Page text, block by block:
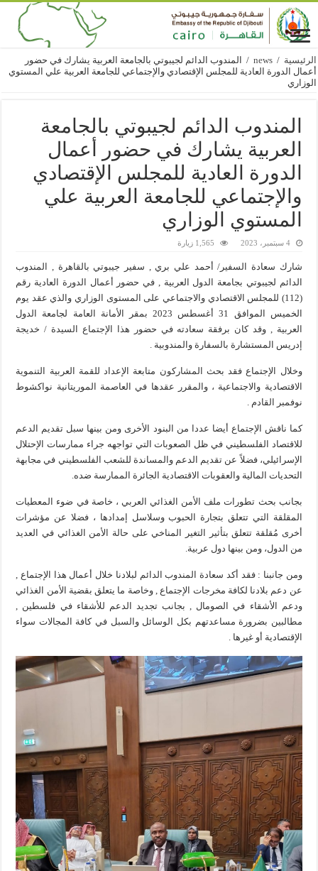
الرئيسية /
news
/ المندوب الدائم لجيبوتي بالجامعة العربية يشارك في حضور
أعمال الدورة العادية للمجلس الإقتصادي والإجتماعي للجامعة العربية علي المستوي
الوزاري
المندوب الدائم لجيبوتي بالجامعة
العربية يشارك في حضور أعمال
الدورة العادية للمجلس الإقتصادي
والإجتماعي للجامعة العربية علي
المستوي الوزاري
4 سبتمبر، 2023 1,565 زيارة
شارك سعادة السفير/ أحمد علي بري , سفير جيبوتي بالقاهرة , المندوب
الدائم لجيبوتي بجامعة الدول العربية , في حضور أعمال الدورة العادية رقم
(112) للمجلس الاقتصادي والاجتماعي على المستوى الوزاري والذي عقد يوم
الخميس الموافق 31 أغسطس 2023 بمقر الأمانة العامة لجامعة الدول
العربية , وقد كان برفقة سعادته في حضور هذا الإجتماع السيدة / خديجة
إدريس المستشارة بالسفارة والمندوبية .
وخلال الإجتماع فقد بحث المشاركون متابعة الإعداد للقمة العربية التنموية
الاقتصادية والاجتماعية ، والمقرر عقدها في العاصمة الموريتانية نواكشوط
نوفمبر القادم .
كما ناقش الإجتماع أيضا عددا من البنود الأخرى ومن بينها سبل تقديم الدعم
للاقتصاد الفلسطيني في ظل الصعوبات التي تواجهه جراء ممارسات الإحتلال
الإسرائيلي، فضلاً عن تقديم الدعم والمساندة للشعب الفلسطيني في مجابهة
التحديات المالية والعقوبات الاقتصادية الجائرة الممارسة ضده.
بجانب بحث تطورات ملف الأمن الغذائي العربي ، خاصة في ضوء المعطيات
المقلقة التي تتعلق بتجارة الحبوب وسلاسل إمدادها ، فضلا عن مؤشرات
أخرى مُقلقة تتعلق بتأثير التغير المناخي على حالة الأمن الغذائي في العديد
من الدول، ومن بينها دول عربية.
ومن جانبنا : فقد أكد سعادة المندوب الدائم لبلادنا خلال أعمال هذا الإجتماع ,
عن دعم بلادنا لكافة مخرجات الإجتماع , وخاصة ما يتعلق بقضية الأمن الغذائي
ودعم الأشقاء في الصومال , بجانب تجديد الدعم للأشقاء في فلسطين ,
مطالبين بضرورة مساعدتهم بكل الوسائل والسبل في كافة المجالات سواء
الإقتصادية أو غيرها .